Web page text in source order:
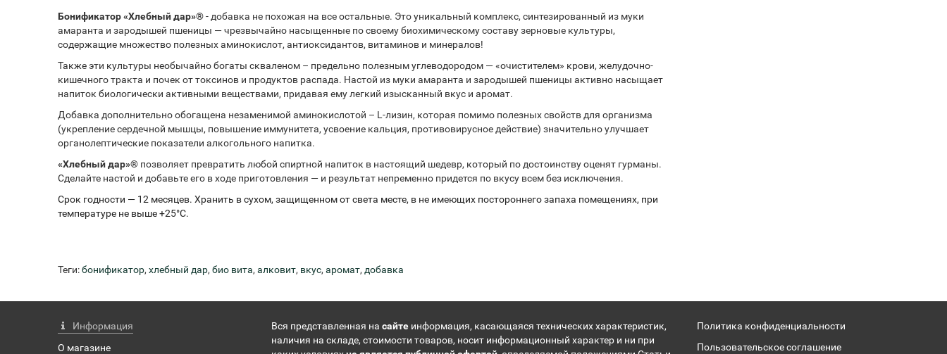
Бонификатор «Хлебный дар»®- добавка не похожая на все остальные. Это уникальный комплекс, синтезированный из муки
амаранта и зародышей пшеницы — чрезвычайно насыщенные по своему биохимическому составу зерновые культуры,
содержащие множество полезных аминокислот, антиоксидантов, витаминов и минералов!
Также эти культуры необычайно богаты скваленом – предельно полезным углеводородом — «очистителем» крови, желудочно-
кишечного тракта и почек от токсинов и продуктов распада. Настой из муки амаранта и зародышей пшеницы активно насыщает
напиток биологически активными веществами, придавая ему легкий изысканный вкус и аромат.
Добавка дополнительно обогащена незаменимой аминокислотой – L-лизин, которая помимо полезных свойств для организма
(укрепление сердечной мышцы, повышение иммунитета, усвоение кальция, противовирусное действие) значительно улучшает
органолептические показатели алкогольного напитка.
«Хлебный дар»® позволяет превратить любой спиртной напиток в настоящий шедевр, который по достоинству оценят гурманы.
Сделайте настой и добавьте его в ходе приготовления — и результат непременно придется по вкусу всем без исключения.
Срок годности — 12 месяцев. Хранить в сухом, защищенном от света месте, в не имеющих постороннего запаха помещениях, при
температуре не выше +25°С.
Теги:бонификатор,хлебный дар,био вита,алковит, вкус,аромат, добавка
Информация
О магазине
Вся представленная на сайтеинформация, касающаяся технических характеристик,
наличия на складе, стоимости товаров, носит информационный характер и ни при
Политика конфиденциальности
Пользовательское соглашение